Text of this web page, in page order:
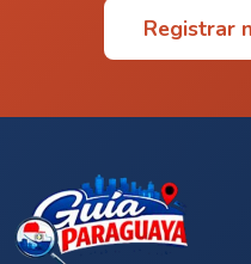
Registrar